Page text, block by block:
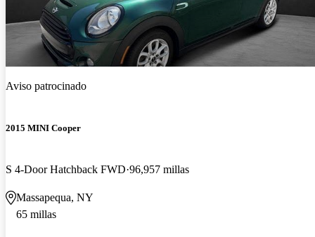
Aviso patrocinado
2015 MINI Cooper
S 4-Door Hatchback FWD 96,957 millas
Massapequa, NY
65 millas